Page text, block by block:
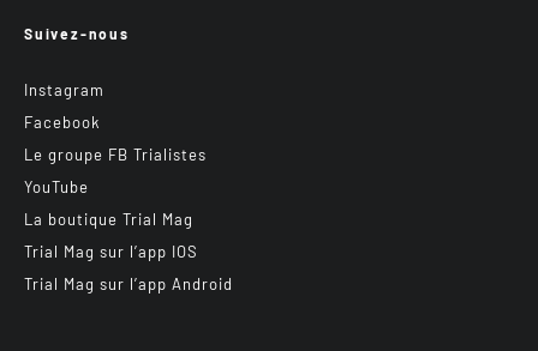
Suivez-nous
Instagram
Facebook
Le groupe FB Trialistes
YouTube
La boutique Trial Mag
Trial Mag sur l’app IOS
Trial Mag sur l’app Android